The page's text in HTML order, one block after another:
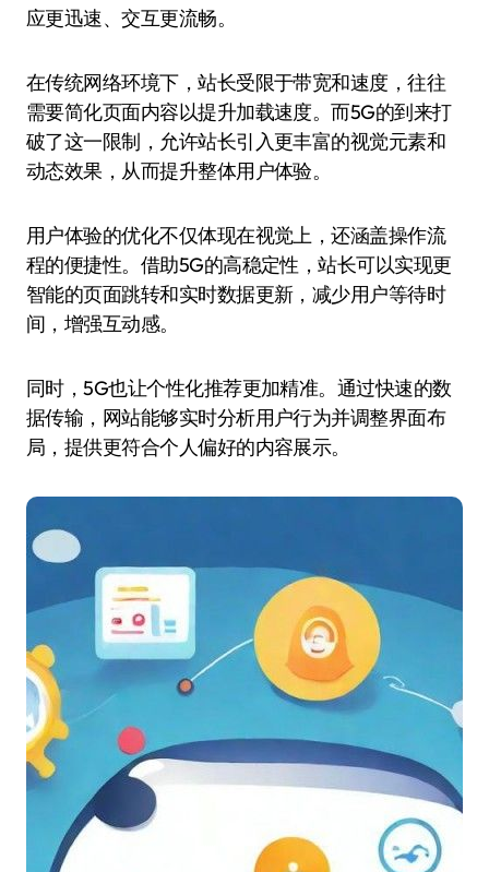
应更迅速、交互更流畅。
在传统网络环境下，站长受限于带宽和速度，往往
需要简化页面内容以提升加载速度。而5G的到来打
破了这一限制，允许站长引入更丰富的视觉元素和
动态效果，从而提升整体用户体验。
用户体验的优化不仅体现在视觉上，还涵盖操作流
程的便捷性。借助5G的高稳定性，站长可以实现更
智能的页面跳转和实时数据更新，减少用户等待时
间，增强互动感。
同时，5G也让个性化推荐更加精准。通过快速的数
据传输，网站能够实时分析用户行为并调整界面布
局，提供更符合个人偏好的内容展示。